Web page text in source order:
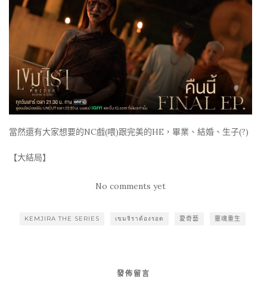
當然還有大家想要的NC戲(喂)跟完美的HE，畢業、結婚、生子(?)
【大結局】
No comments yet
KEMJIRA THE SERIES เขมจิราต้องรอด 愛奇藝 靈魂重生
發佈留言